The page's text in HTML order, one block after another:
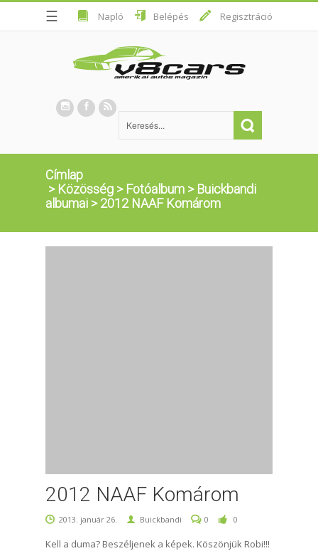
☰ Napló Belépés Regisztráció
Címlap
> Közösség > Fotóalbum > Buickbandi
albumai >2012 NAAF Komárom
2012 NAAF Komárom
2013. január 26. Buickbandi 0 0
Kell a duma? Beszéljenek a képek. Köszönjük Robi!!!